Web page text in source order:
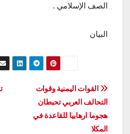
الصف الإسلامي .
البيان
تصفّح
المقالات
القوات اليمنية وقوات
التحالف العربي تحبطان
هجوما ارهابيا للقاعدة في
المكلا